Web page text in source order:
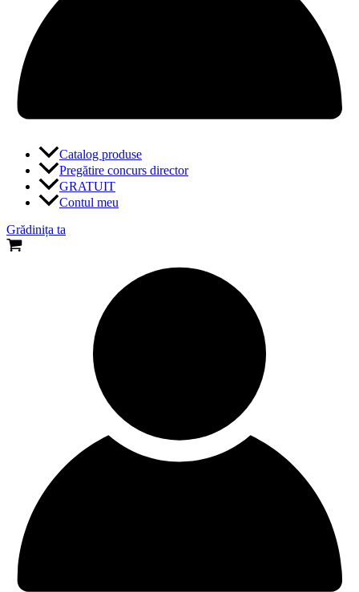
Catalog produse
Pregătire concurs director
GRATUIT
Contul meu
Grădinița ta